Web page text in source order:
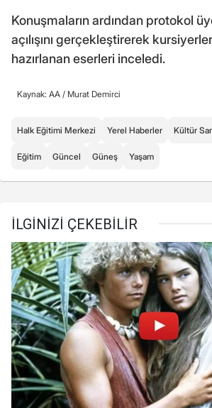
Konuşmaların ardından protokol
açılışını gerçekleştirerek
hazırlanan eserleri inceledi.
Kaynak: AA / Murat Demirci
Halk Eğitimi Merkezi Yerel Haberler Kültür
Eğitim Güncel Güneş Yaşam